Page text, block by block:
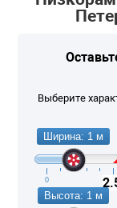
Выберите
Ширина: 1 м
0
Высота: 1 м